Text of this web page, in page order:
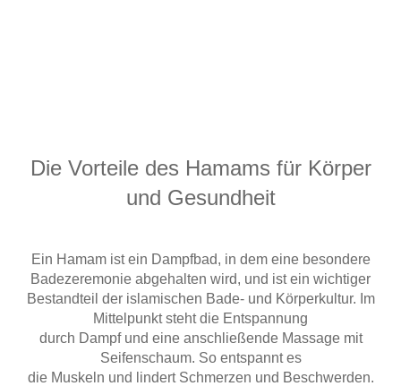
Die Vorteile des Hamams für Körper
und Gesundheit
Ein Hamam ist ein Dampfbad, in dem eine besondere
Badezeremonie abgehalten wird, und ist ein wichtiger
Bestandteil der islamischen Bade- und Körperkultur. Im
Mittelpunkt steht die Entspannung
durch Dampf und eine anschließende Massage mit
Seifenschaum. So entspannt es
die Muskeln und lindert Schmerzen und Beschwerden.